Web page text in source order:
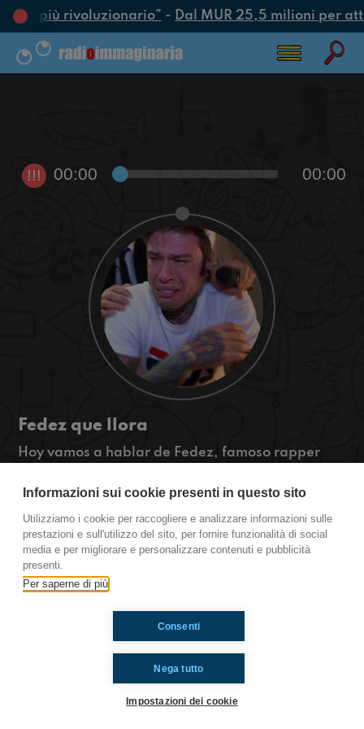
più rivoluzionario”-Dal MUR 25,5 milioni per
!!! 00:00 00:00
Fedez que llora
Hoy vamos a hablar de Fedez, famoso rapper
le hicieron. ¡Además hablaremos de las
una canción muy buena!
#Tútambién www.radioimmaginaria.it
Ti è piaciuto? Condividilo!
Informazioni sui cookie presenti in questo sito
Utilizziamo i cookie per raccogliere e analizzare informazioni sulle
prestazioni e sull'utilizzo del sito, per fornire funzionalità di social
media e per migliorare e personalizzare contenuti e pubblicità
presenti.
Per saperne di più
Nega tutto
Consenti
Impostazioni dei cookie